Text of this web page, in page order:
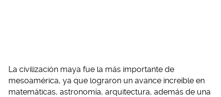
La civilización maya fue la más importante de
mesoamérica, ya que lograron un avance increíble en
matemáticas, astronomía, arquitectura, además de una